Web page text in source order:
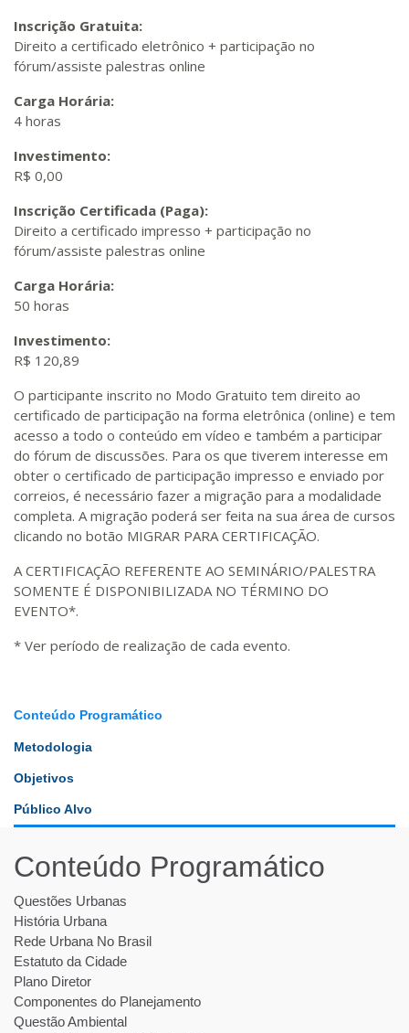
Inscrição Gratuita:
Direito a certificado eletrônico + participação no
fórum/assiste palestras online
Carga Horária:
4 horas
Investimento:
R$ 0,00
Inscrição Certificada (Paga):
Direito a certificado impresso + participação no
fórum/assiste palestras online
Carga Horária:
50 horas
Investimento:
R$ 120,89
O participante inscrito no Modo Gratuito tem direito ao
certificado de participação na forma eletrônica (online) e tem
acesso a todo o conteúdo em vídeo e também a participar
do fórum de discussões. Para os que tiverem interesse em
obter o certificado de participação impresso e enviado por
correios, é necessário fazer a migração para a modalidade
completa. A migração poderá ser feita na sua área de cursos
clicando no botão MIGRAR PARA CERTIFICAÇÃO.
A CERTIFICAÇÃO REFERENTE AO SEMINÁRIO/PALESTRA
SOMENTE É DISPONIBILIZADA NO TÉRMINO DO
EVENTO*.
* Ver período de realização de cada evento.
Conteúdo Programático
Metodologia
Objetivos
Público Alvo
Conteúdo Programático
Questões Urbanas
História Urbana
Rede Urbana No Brasil
Estatuto da Cidade
Plano Diretor
Componentes do Planejamento
Questão Ambiental